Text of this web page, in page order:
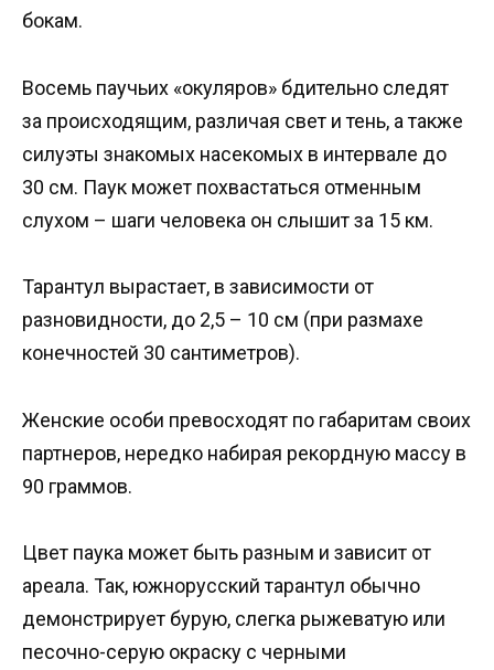
бокам.
Восемь паучьих «окуляров» бдительно следят
за происходящим, различая свет и тень, а также
силуэты знакомых насекомых в интервале до
30 см. Паук может похвастаться отменным
слухом – шаги человека он слышит за 15 км.
Тарантул вырастает, в зависимости от
разновидности, до 2,5 – 10 см (при размахе
конечностей 30 сантиметров).
Женские особи превосходят по габаритам своих
партнеров, нередко набирая рекордную массу в
90 граммов.
Цвет паука может быть разным и зависит от
ареала. Так, южнорусский тарантул обычно
демонстрирует бурую, слегка рыжеватую или
песочно-серую окраску с черными